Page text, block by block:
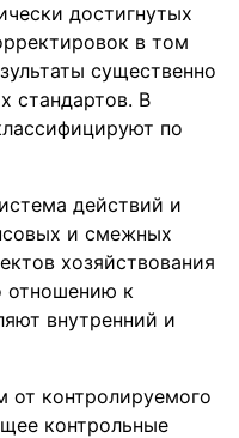
достигнутых
в том
существенно
стандартов. В
по
действий и
и смежных
хозяйствования
отношению к
внутренний и
от контролируемого
контрольные